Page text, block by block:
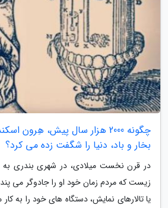
چگونه 2000 هزار سال پیش،
بخار و باد، دنیا را شگفت زده می کرد؟
در قرن نخست میلادی، در شهری بندری به
زیست که مردم زمان خود او را جادوگر می
یا تالارهای نمایش، دستگاه های خود را به